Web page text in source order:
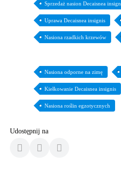
Sprzedaż nasion Decaisnea insign
Uprawa Decaisnea insignis
Nasiona rzadkich krzewów
Nasiona odporne na zimę
Kiełkowanie Decaisnea insignis
Nasiona roślin egzotycznych
Udostępnij na